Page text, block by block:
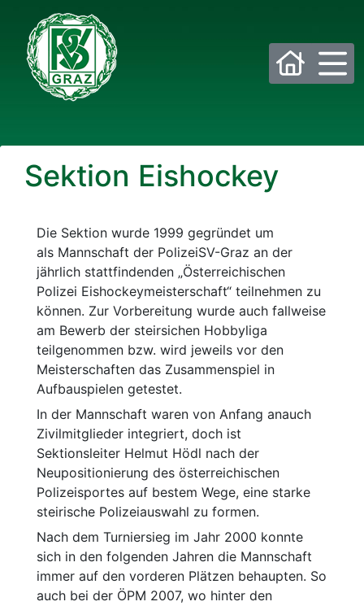
PSV Allgemein Beachvolleyball
Eis- und Stocksport Eishockey
Fußball Golf
Historisches Fechten Judo
Kraftsport Laufsport
Motorsport Radsport
Schießen Ski
Tennis Triathlon
Sektion Eishockey
Die Sektion wurde 1999 gegründet um
als Mannschaft der PolizeiSV-Graz an der
jährlich stattfindenden „Österreichischen
Polizei Eishockeymeisterschaft“ teilnehmen zu
können. Zur Vorbereitung wurde auch fallweise
am Bewerb der steirsichen Hobbyliga
teilgenommen bzw. wird jeweils vor den
Meisterschaften das Zusammenspiel in
Aufbauspielen getestet.
In der Mannschaft waren von Anfang anauch
Zivilmitglieder integriert, doch ist
Sektionsleiter Helmut Hödl nach der
Neupositionierung des österreichischen
Polizeisportes auf bestem Wege, eine starke
steirische Polizeiauswahl zu formen.
Nach dem Turniersieg im Jahr 2000 konnte
sich in den folgenden Jahren die Mannschaft
immer auf den vorderen Plätzen behaupten. So
auch bei der ÖPM 2007, wo hinter den